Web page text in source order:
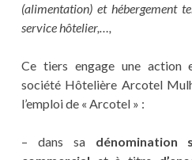
(alimentation) et hébergement
service hôtelier,…,
Ce tiers engage une action
société Hôtelière Arcotel
l’emploi de « Arcotel » :
– dans sa dénomination